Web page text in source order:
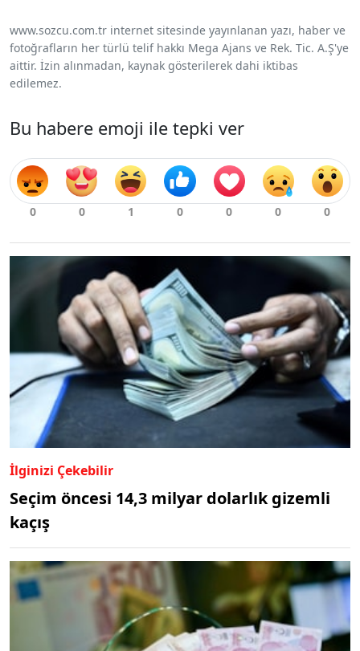
www.sozcu.com.tr internet sitesinde yayınlanan yazı, haber ve
fotoğrafların her türlü telif hakkı Mega Ajans ve Rek. Tic. A.Ş'ye
aittir. İzin alınmadan, kaynak gösterilerek dahi iktibas
edilemez.
Bu habere emoji ile tepki ver
İlginizi Çekebilir
Seçim öncesi 14,3 milyar dolarlık gizemli
kaçış